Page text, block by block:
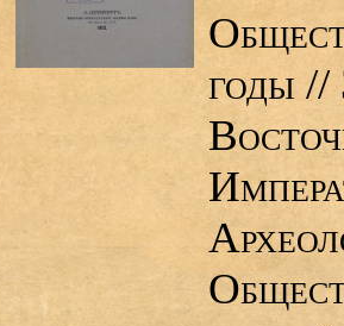
годы //